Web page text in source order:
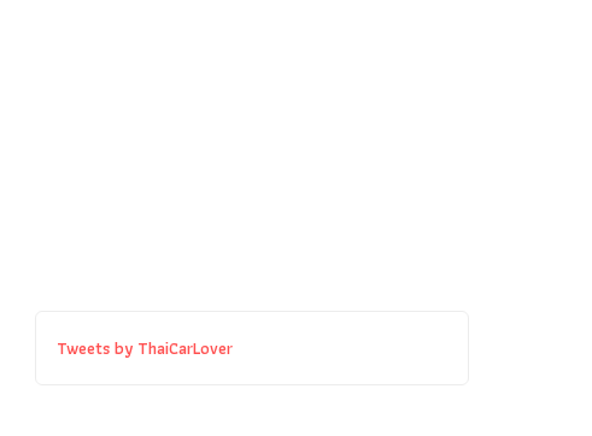
Tweets by ThaiCarLover